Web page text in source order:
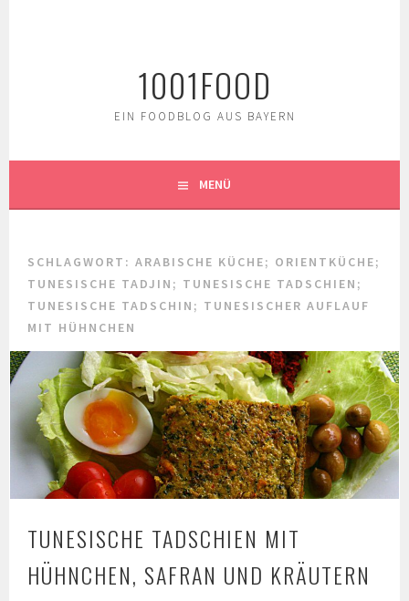
1001FOOD
EIN FOODBLOG AUS BAYERN
MENÜ
SCHLAGWORT:ARABISCHE KÜCHE; ORIENTKÜCHE;
TUNESISCHE TADJIN; TUNESISCHE TADSCHIEN;
TUNESISCHE TADSCHIN; TUNESISCHER AUFLAUF
MIT HÜHNCHEN
TUNESISCHE TADSCHIEN MIT
HÜHNCHEN, SAFRAN UND KRÄUTERN